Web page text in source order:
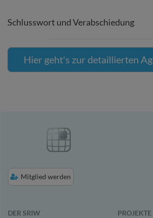
Schlusswort und Verabschiedung
Hier geht's zur detaillierten
Mitglied werden
DER SRIW